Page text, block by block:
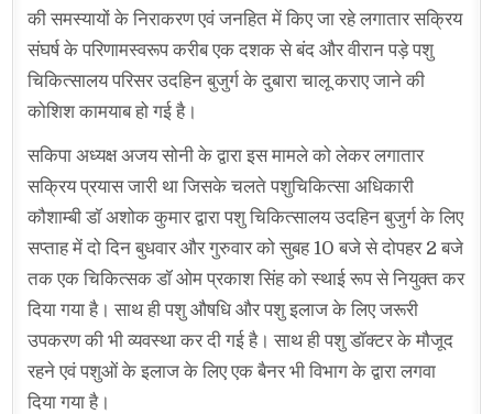
की समस्यायों के निराकरण एवं जनहित में किए जा रहे लगातार सक्रिय
संघर्ष के परिणामस्वरूप करीब एक दशक से बंद और वीरान पड़े पशु
चिकित्सालय परिसर उदहिन बुजुर्ग के दुबारा चालू कराए जाने की
कोशिश कामयाब हो गई है।
सकिपा अध्यक्ष अजय सोनी के द्वारा इस मामले को लेकर लगातार
सक्रिय प्रयास जारी था जिसके चलते पशुचिकित्सा अधिकारी
कौशाम्बी डॉ अशोक कुमार द्वारा पशु चिकित्सालय उदहिन बुजुर्ग के लिए
सप्ताह में दो दिन बुधवार और गुरुवार को सुबह 10 बजे से दोपहर 2 बजे
तक एक चिकित्सक डॉ ओम प्रकाश सिंह को स्थाई रूप से नियुक्त कर
दिया गया है। साथ ही पशु औषधि और पशु इलाज के लिए जरूरी
उपकरण की भी व्यवस्था कर दी गई है। साथ ही पशु डॉक्टर के मौजूद
रहने एवं पशुओं के इलाज के लिए एक बैनर भी विभाग के द्वारा लगवा
दिया गया है।